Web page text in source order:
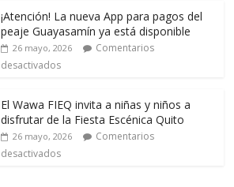
¡Atención! La nueva App para pagos del
peaje Guayasamín ya está disponible
26 mayo, 2026
Comentarios
desactivados
El Wawa FIEQ invita a niñas y niños a
disfrutar de la Fiesta Escénica Quito
26 mayo, 2026
Comentarios
desactivados